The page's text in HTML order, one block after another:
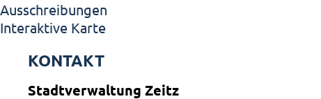
Ausschreibungen
Interaktive Karte
KONTAKT
Stadtverwaltung Zeitz